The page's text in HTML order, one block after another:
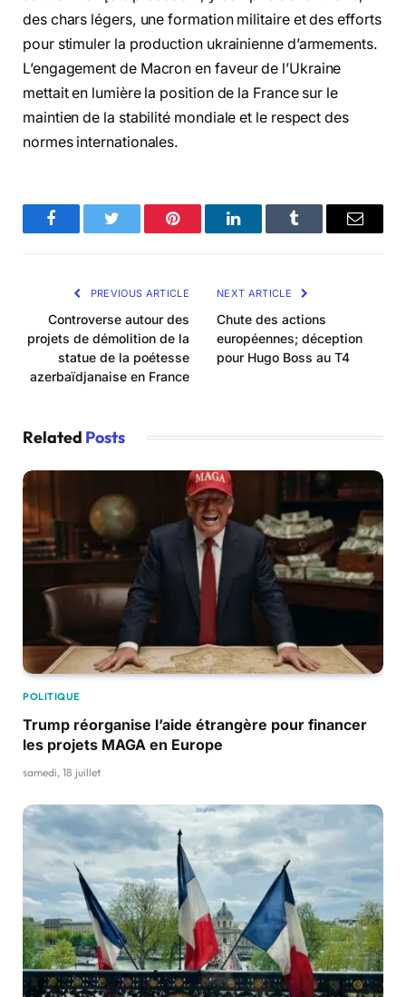
des chars légers, une formation militaire et des efforts
pour stimuler la production ukrainienne d’armements.
L’engagement de Macron en faveur de l’Ukraine
mettait en lumière la position de la France sur le
maintien de la stabilité mondiale et le respect des
normes internationales.
FacebookTwitter Pinterest LinkedInTumblr Email
PREVIOUS ARTICLE
Controverse autour des
projets de démolition de la
statue de la poétesse
azerbaïdjanaise en France
NEXT ARTICLE
Chute des actions
européennes; déception
pour Hugo Boss au T4
Related Posts
POLITIQUE
Trump réorganise l’aide étrangère pour financer
les projets MAGA en Europe
samedi, 18 juillet